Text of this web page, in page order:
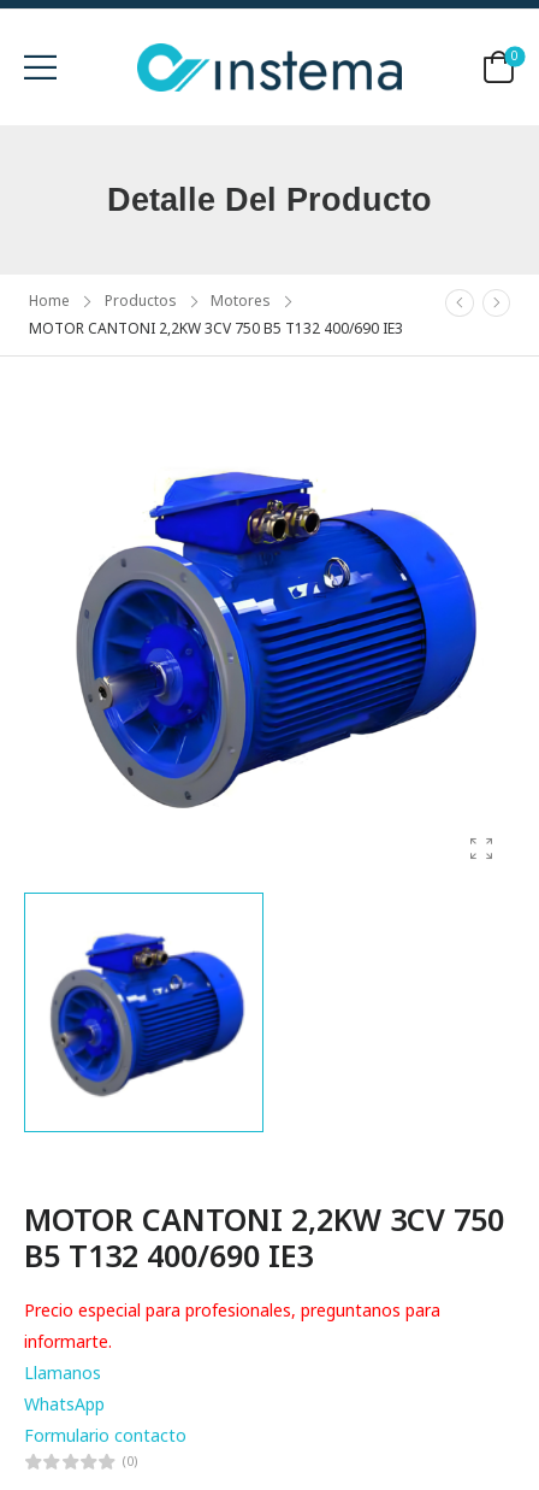
0
Detalle Del Producto
Home Productos
Motores
MOTOR CANTONI 2,2KW 3CV 750 B5 T132 400/690 IE3
MOTOR CANTONI 2,2KW 3CV 750
B5 T132 400/690 IE3
Precio especial para profesionales, preguntanos para
informarte.
Llamanos
WhatsApp
Formulario contacto
(0)